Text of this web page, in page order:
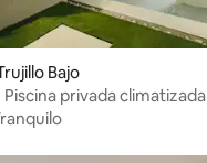
Bajo
Piscina privada climatizada